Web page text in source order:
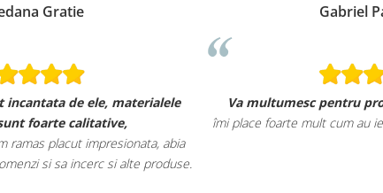
Gratie
incantata de ele, materialele
foarte calitative,
ramas placut impresionata, abia
si sa incerc si alte produse.
Gabriel
Va multumesc pentru
îmi place foarte mult cum au